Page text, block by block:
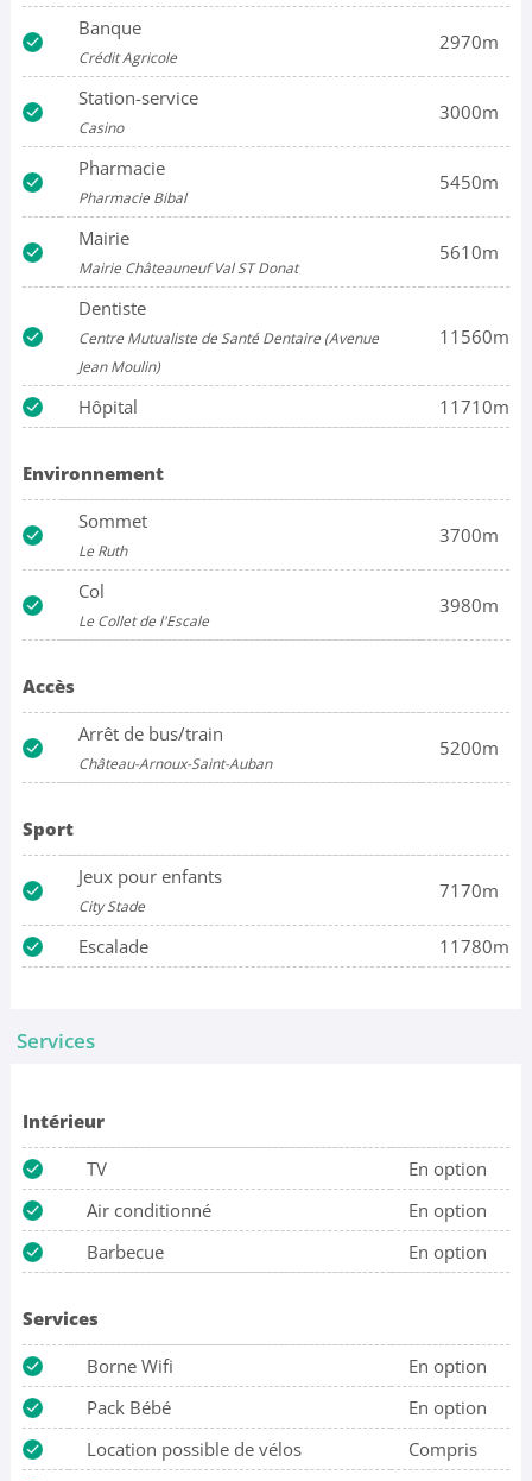
Banque
Crédit Agricole
2970m
Station-service
Casino
3000m
Pharmacie
Pharmacie Bibal
5450m
Mairie
Mairie Châteauneuf Val ST Donat
5610m
Dentiste
Centre Mutualiste de Santé Dentaire (Avenue
Jean Moulin)
11560m
Hôpital 11710m
Environnement
Sommet
Le Ruth
3700m
Col
Le Collet de l'Escale
3980m
Accès
Arrêt de bus/train
Château-Arnoux-Saint-Auban
5200m
Sport
Jeux pour enfants
City Stade
7170m
Escalade 11780m
Services
Intérieur
TV
En option
Air conditionné
En option
Barbecue
En option
Services
Borne Wifi
En option
Pack Bébé
En option
Location possible de vélos
Compris